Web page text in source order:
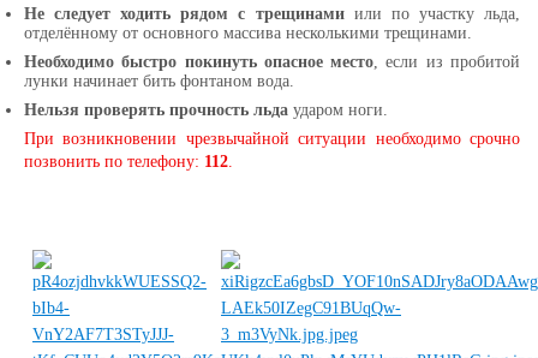
Не следует ходить рядом с трещинамиили по участку льда,
отделённому от основного массива несколькими трещинами.
Необходимо быстро покинуть опасное место, если из пробитой
лунки начинает бить фонтаном вода.
Нельзя проверять прочность льда ударом ноги.
При возникновении чрезвычайной ситуации необходимо срочно
позвонить по телефону: 112.